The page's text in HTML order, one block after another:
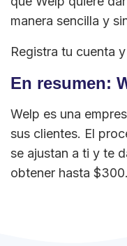
manera sencilla y
Registra tu cuenta
En resumen:
Welp es una
sus clientes. El
se ajustan a ti y te
obtener hasta